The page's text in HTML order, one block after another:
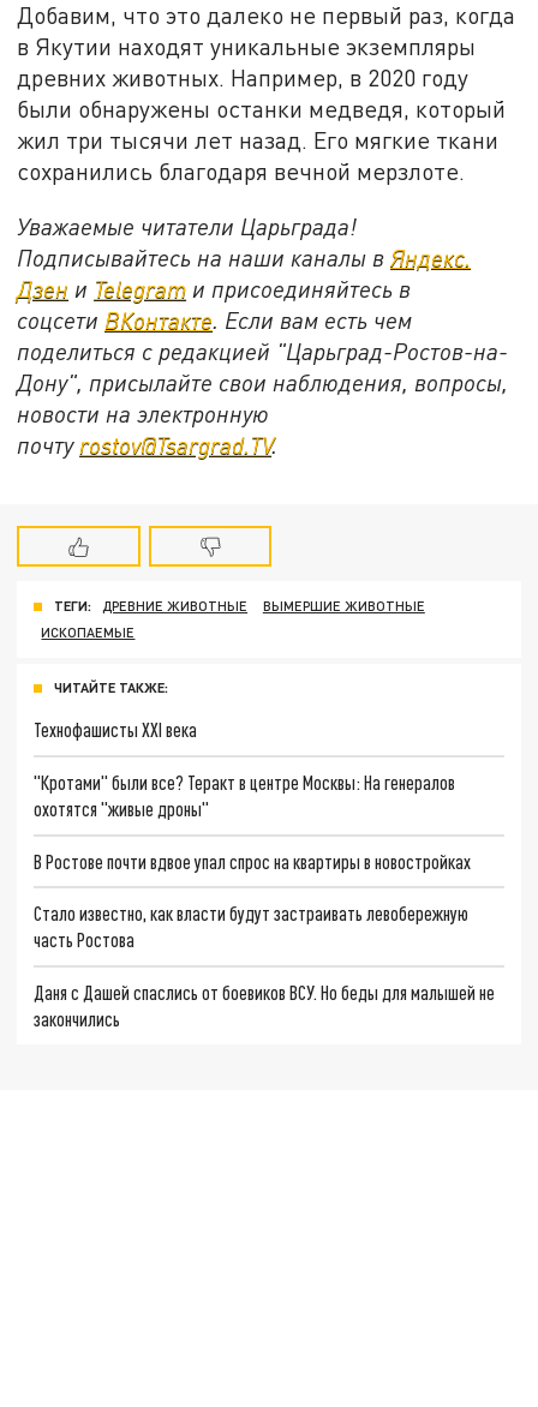
Добавим, что это далеко не первый раз, когда
в Якутии находят уникальные экземпляры
древних животных. Например, в 2020 году
были обнаружены останки медведя, который
жил три тысячи лет назад. Его мягкие ткани
сохранились благодаря вечной мерзлоте.
Уважаемые читатели Царьграда!
Подписывайтесь на наши каналы вЯндекс.
Дзен и Telegram и присоединяйтесь в
соцсети ВКонтакте. Если вам есть чем
поделиться с редакцией "Царьград-Ростов-на-
Дону", присылайте свои наблюдения, вопросы,
новости на электронную
почту rostov@Tsargrad.ТV.
ТЕГИ: ДРЕВНИЕ ЖИВОТНЫЕ
ВЫМЕРШИЕ ЖИВОТНЫЕ
ИСКОПАЕМЫЕ
ЧИТАЙТЕ ТАКЖЕ:
Технофашисты XXI века
"Кротами" были все? Теракт в центре Москвы: На генералов
охотятся "живые дроны"
В Ростове почти вдвое упал спрос на квартиры в новостройках
Стало известно, как власти будут застраивать левобережную
часть Ростова
Даня с Дашей спаслись от боевиков ВСУ. Но беды для малышей не
закончились